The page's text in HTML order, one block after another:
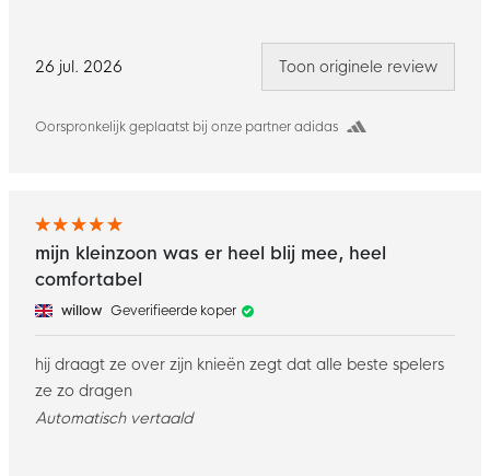
26 jul. 2026
Oorspronkelijk geplaatst bij onze partner adidas
Toon originele review
mijn kleinzoon was er heel blij mee, heel
comfortabel
willow Geverifieerde koper
hij draagt ze over zijn knieën zegt dat alle beste spelers
ze zo dragen
Automatisch vertaald